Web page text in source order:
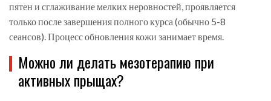
пятен и сглаживание мелких неровностей, проявляется
только после завершения полного курса (обычно 5-8
сеансов). Процесс обновления кожи занимает время.
Можно ли делать мезотерапию при
активных прыщах?